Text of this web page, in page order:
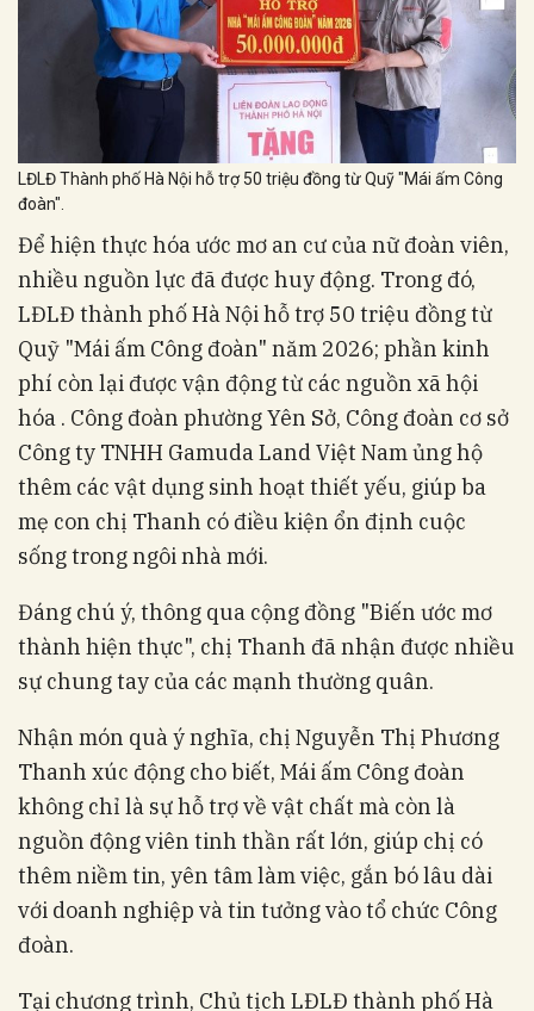
LĐLĐ Thành phố Hà Nội hỗ trợ 50 triệu đồng từ Quỹ "Mái ấm Công
đoàn".
Để hiện thực hóa ước mơ an cư của nữ đoàn viên,
nhiều nguồn lực đã được huy động. Trong đó,
LĐLĐ thành phố Hà Nội hỗ trợ 50 triệu đồng từ
Quỹ "Mái ấm Công đoàn" năm 2026; phần kinh
phí còn lại được vận động từ các nguồn xã hội
hóa . Công đoàn phường Yên Sở, Công đoàn cơ sở
Công ty TNHH Gamuda Land Việt Nam ủng hộ
thêm các vật dụng sinh hoạt thiết yếu, giúp ba
mẹ con chị Thanh có điều kiện ổn định cuộc
sống trong ngôi nhà mới.
Đáng chú ý, thông qua cộng đồng "Biến ước mơ
thành hiện thực", chị Thanh đã nhận được nhiều
sự chung tay của các mạnh thường quân.
Nhận món quà ý nghĩa, chị Nguyễn Thị Phương
Thanh xúc động cho biết, Mái ấm Công đoàn
không chỉ là sự hỗ trợ về vật chất mà còn là
nguồn động viên tinh thần rất lớn, giúp chị có
thêm niềm tin, yên tâm làm việc, gắn bó lâu dài
với doanh nghiệp và tin tưởng vào tổ chức Công
đoàn.
Tại chương trình, Chủ tịch LĐLĐ thành phố Hà